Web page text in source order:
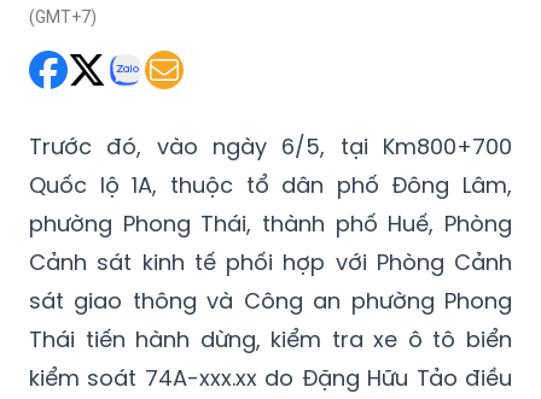
(GMT+7)
Trước đó, vào ngày 6/5, tại Km800+700
Quốc lộ 1A, thuộc tổ dân phố Đông Lâm,
phường Phong Thái, thành phố Huế, Phòng
Cảnh sát kinh tế phối hợp với Phòng Cảnh
sát giao thông và Công an phường Phong
Thái tiến hành dừng, kiểm tra xe ô tô biển
kiểm soát 74A-xxx.xx do Đặng Hữu Tảo điều